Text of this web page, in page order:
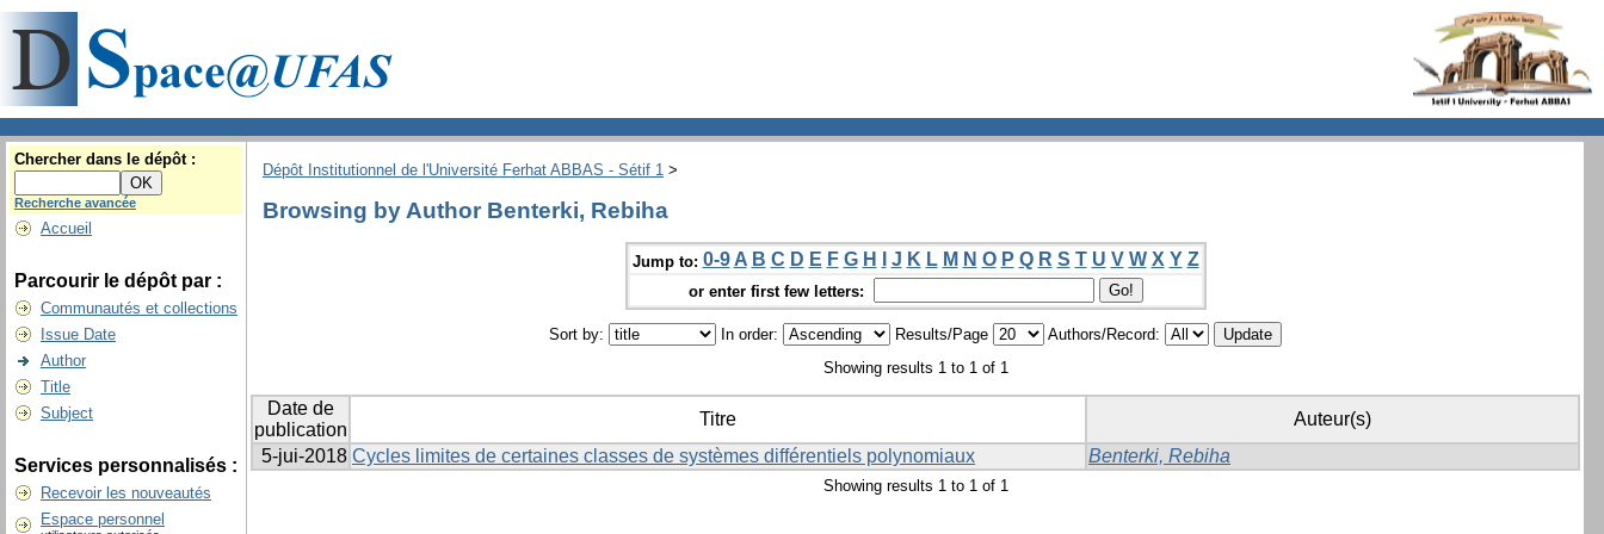
Chercher dans le dépôt :
Recherche avancée
Accueil
Parcourir le dépôt par :
Communautés et collections
Issue Date
Author
Title
Subject
Services personnalisés :
Recevoir les nouveautés
Espace personnel
Dépôt Institutionnel de l'Université Ferhat ABBAS - Sétif 1 >
Browsing by Author Benterki, Rebiha
Jump to: 0-9 A B C D E F G H J K L M N O P Q R S T U V W X Y Z
or enter first few letters:
Sort by: In order: Results/Page
Authors/Record:
Showing results 1 to 1 of 1
Date de
publication
Titre
Auteur(s)
5-jui-2018 Cycles limites de certaines classes de systèmes différentiels polynomiaux Benterki, Rebiha
Showing results 1 to 1 of 1